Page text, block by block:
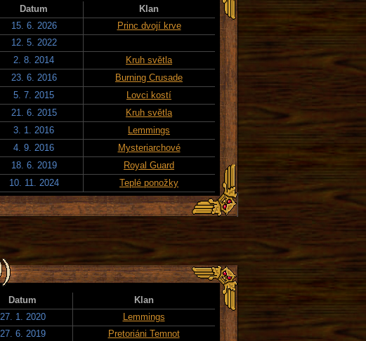
Datum
Klan
15. 6. 2026
Princ dvojí krve
12. 5. 2022
2. 8. 2014
Kruh světla
23. 6. 2016
Burning Crusade
5. 7. 2015
Lovci kostí
21. 6. 2015
Kruh světla
3. 1. 2016
Lemmings
4. 9. 2016
Mysteriarchové
18. 6. 2019
Royal Guard
10. 11. 2024 Teplé ponožky
Datum
Klan
27. 1. 2020
Lemmings
27. 6. 2019 Pretoriáni Temnot